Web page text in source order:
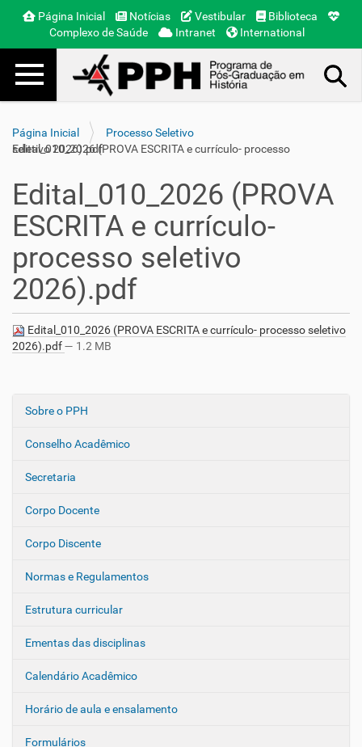
Página Inicial Notícias Vestibular
Biblioteca
Complexo de Saúde
Intranet International
Toggle navigation
Página Inicial
Processo Seletivo
Edital_010_2026 (PROVA ESCRITA e currículo- processo seletivo 2026).pdf
N
e
a
ç
o
Sobre o PPH
Conselho Acadêmico
Secretaria
Corpo Docente
Corpo Discente
Normas e Regulamentos
Estrutura curricular
Ementas das disciplinas
Calendário Acadêmico
Horário de aula e ensalamento
Formulários
Edital_010_2026 (PROVA
ESCRITA e currículo-
processo seletivo
2026).pdf
Edital_010_2026 (PROVA ESCRITA e currículo- processo seletivo
2026).pdf— 1.2 MB